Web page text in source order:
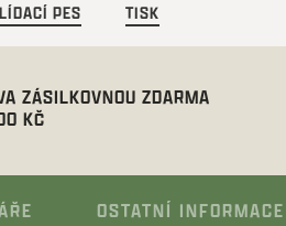
PES TISK
ZÁSILKOVNOU ZDARMA
KČ
OSTATNÍ INFORMACE